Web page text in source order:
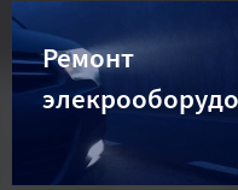
Ремонт